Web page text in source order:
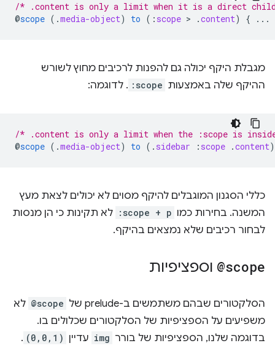
/* .content is only a limit when it is a direct
@scope ( .media-object) to ( : scope > .content) { ...
מגבלת היקף יכולה גם להפנות לרכיבים מחוץ לשורש
ההיקף שלה באמצעות :scope . לדוגמה:
/* .content is only a limit when the :scope is
@scope ( .media-object) to ( . sidebar : scope .content)
כללי הסגנון המוגבלים להיקף מסוים לא יכולים לצאת מעץ
המשנה. בחירות כמו :scope + p לא תקינות כי הן מנסות
לבחור רכיבים שלא נמצאים בהיקף.
@scope וספציפיות
הסלקטורים שבהם משתמשים ב-prelude של @scope לא
משפיעים על הספציפיות של הסלקטורים שכלולים בו.
בדוגמה שלנו, הספציפיות של בורר img עדיין (0,0,1)
.